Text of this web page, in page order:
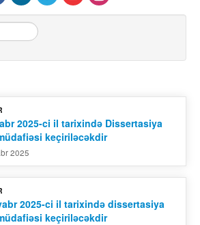
2025-ci il tarixində Dissertasiya
keçiriləcəkdir
2025
2025-ci il tarixində dissertasiya
keçiriləcəkdir